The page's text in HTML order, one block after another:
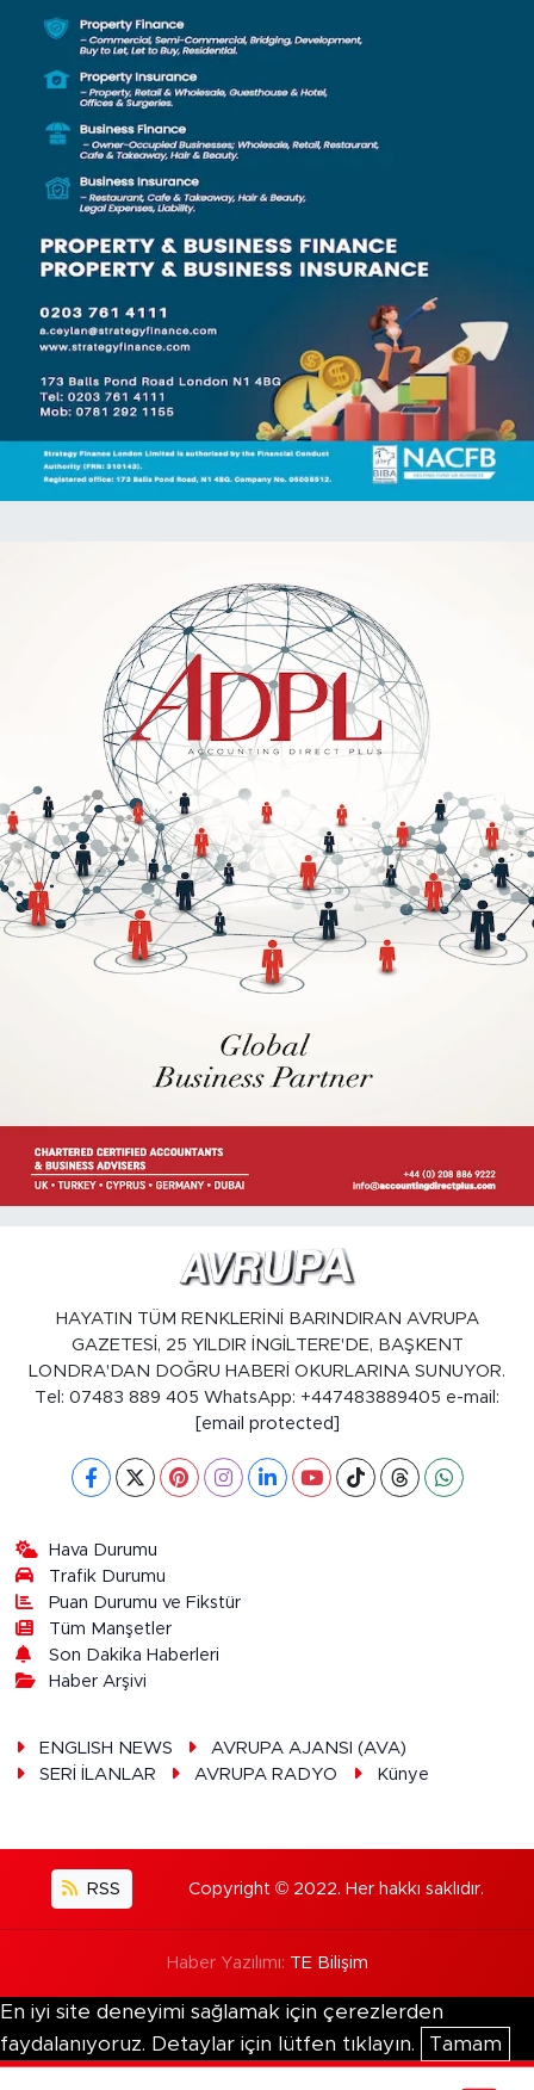
HAYATIN TÜM RENKLERİNİ BARINDIRAN AVRUPA
GAZETESİ, 25 YILDIR İNGİLTERE'DE, BAŞKENT
LONDRA'DAN DOĞRU HABERİ OKURLARINA SUNUYOR.
Tel: 07483 889 405 WhatsApp: +447483889405 e-mail:
[email protected]
Hava Durumu
Trafik Durumu
Puan Durumu ve Fikstür
Tüm Manşetler
Son Dakika Haberleri
Haber Arşivi
ENGLISH NEWS
AVRUPA AJANSI (AVA)
SERİ İLANLAR
AVRUPA RADYO Künye
RSS Copyright © 2022. Her hakkı saklıdır.
Haber Yazılımı: TE Bilişim
En iyi site deneyimi sağlamak için çerezlerden
faydalanıyoruz. Detaylar için lütfen tıklayın.
Tamam